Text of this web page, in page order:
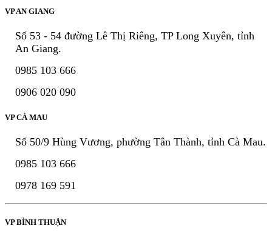
VP AN GIANG
Số 53 - 54 đường Lê Thị Riêng, TP Long Xuyên, tỉnh
An Giang.
0985 103 666
0906 020 090
VP CÀ MAU
Số 50/9 Hùng Vương, phường Tân Thành, tỉnh Cà Mau.
0985 103 666
0978 169 591
VP BÌNH THUẬN